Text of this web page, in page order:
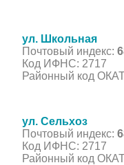
ул. Школьная
Почтовый индекс:
Код ИФНС: 2717
Районный код
ул. Сельхоз
Почтовый индекс:
Код ИФНС: 2717
Районный код